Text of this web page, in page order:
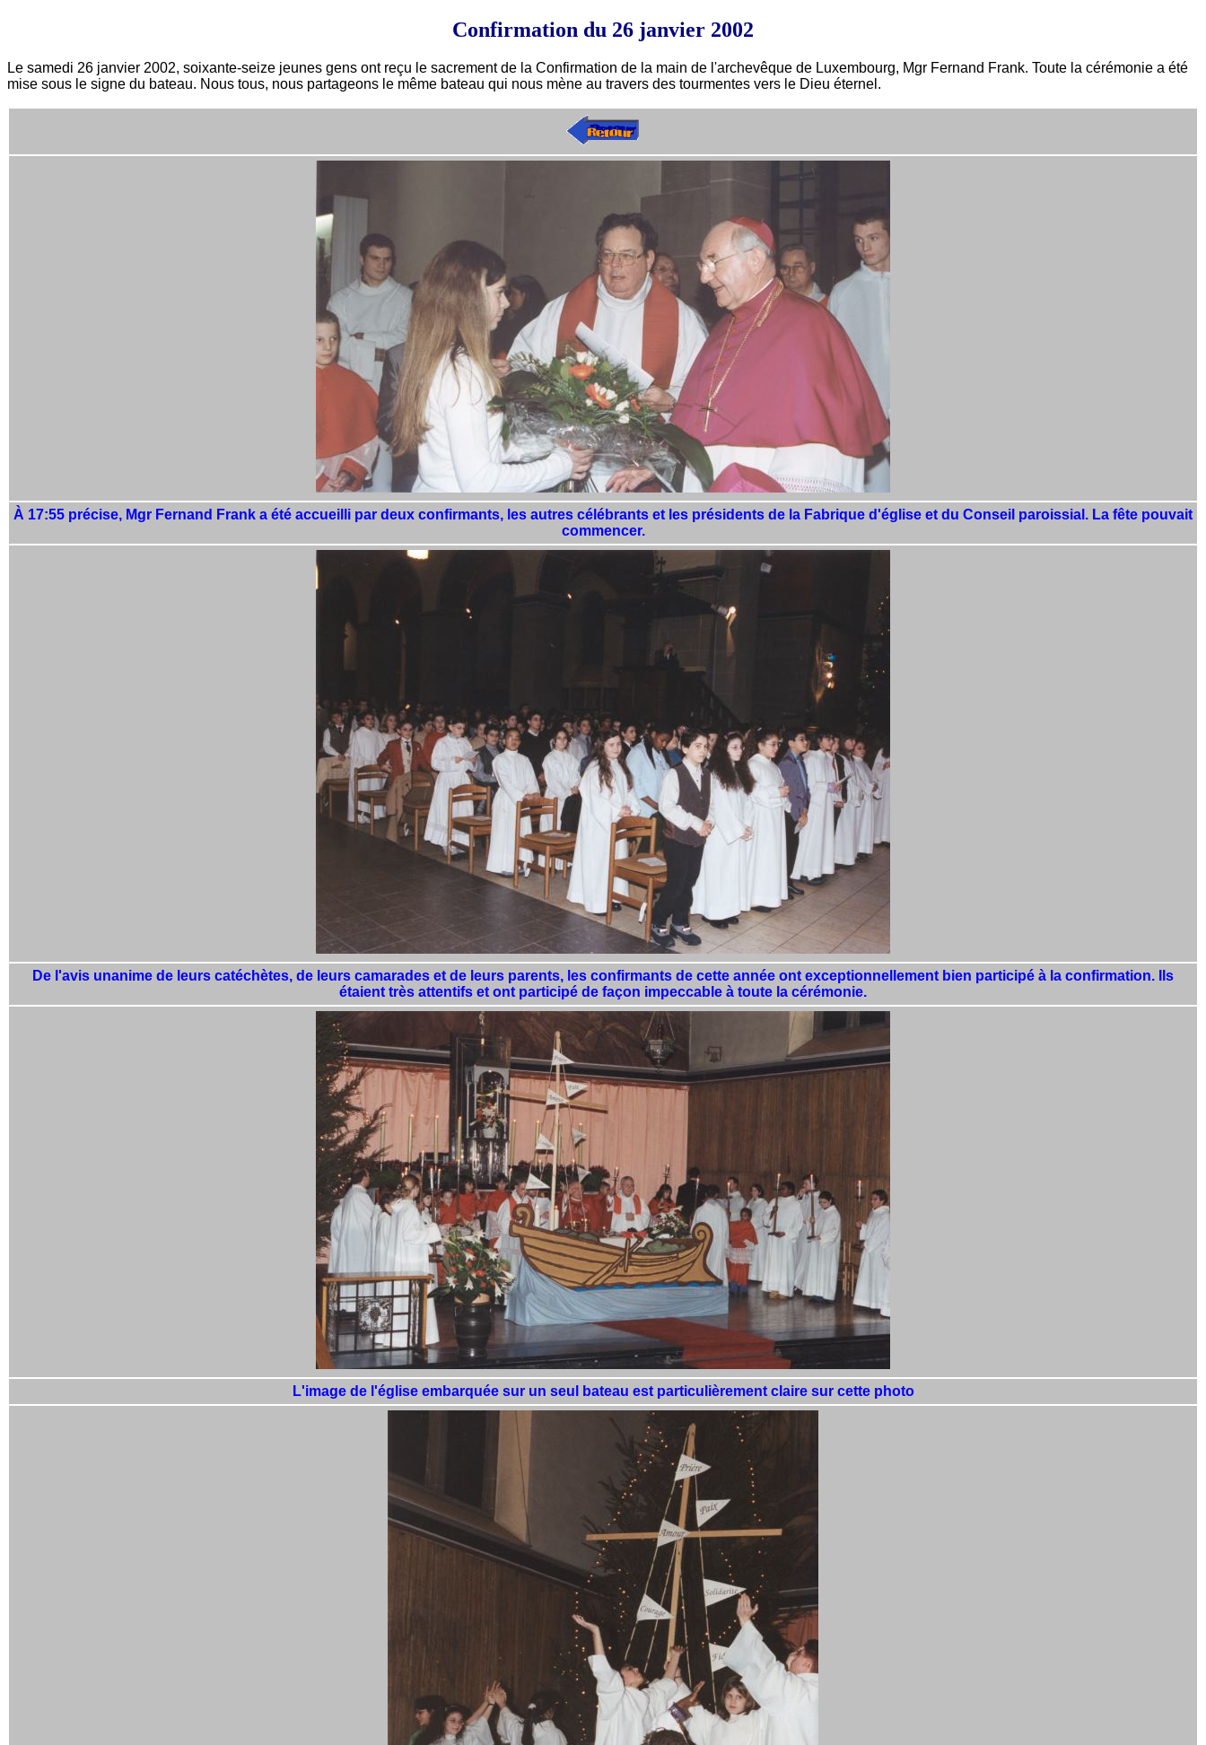
Confirmation du 26 janvier 2002
Le samedi 26 janvier 2002, soixante-seize jeunes gens ont reçu le sacrement de la Confirmation de la main de l'archevêque de Luxembourg, Mgr Fernand Frank. Toute la cérémonie a été
mise sous le signe du bateau. Nous tous, nous partageons le même bateau qui nous mène au travers des tourmentes vers le Dieu éternel.
À 17:55 précise, Mgr Fernand Frank a été accueilli par deux confirmants, les autres célébrants et les présidents de la Fabrique d'église et du Conseil paroissial. La fête pouvait
commencer.
De l'avis unanime de leurs catéchètes, de leurs camarades et de leurs parents, les confirmants de cette année ont exceptionnellement bien participé à la confirmation. Ils
étaient très attentifs et ont participé de façon impeccable à toute la cérémonie.
L'image de l'église embarquée sur un seul bateau est particulièrement claire sur cette photo